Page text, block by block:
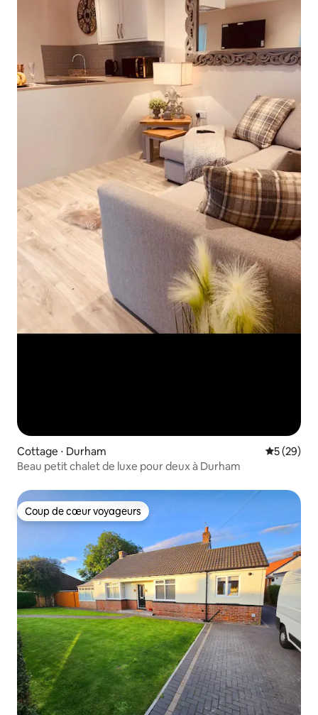
Cottage ⋅ Durham
5 (29)
Beau petit chalet de luxe pour deux à Durham
Coup de cœur voyageurs
Coup de cœur voyageurs